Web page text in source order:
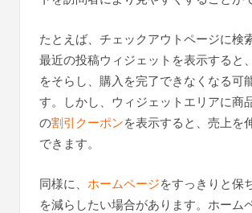
たとえば、チェックアウトページに検
最近の投稿ウィジェットを表示すると
をそらし、購入を完了できなくなる可
す。しかし、ウィジェットエリアに商
の割引クーポンを表示すると、売上を
できます。
同様に、 ホームページをすっきりと保
を減らしたい場合があります。ホーム